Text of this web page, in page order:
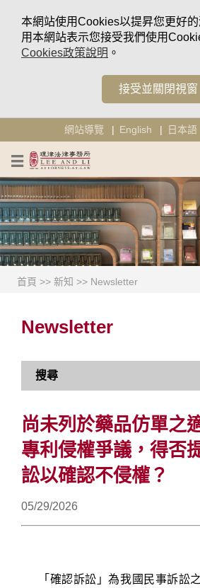
本網站使用Cookies以提昇您更好
用本網站表示您接受我們使用
Cookies政策說明 。
接受並關閉視窗
網站導覽 English 日本語
首頁 >> 新知 >> Newsletter
Newsletter
搜尋
尚未列於藥品仿單之
專利侵權爭議，得否
訟以確認不侵權？
05/29/2026
「確認訴訟」為我國民事訴訟